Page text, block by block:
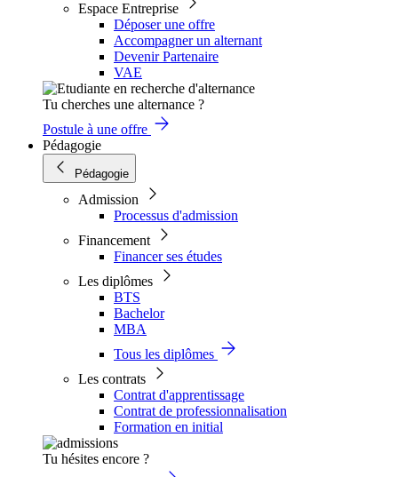
Espace Entreprise
Déposer une offre
Accompagner un alternant
Devenir Partenaire
VAE
Tu cherches une alternance ?
Postule à une offre
Pédagogie
Pédagogie
Admission
Processus d'admission
Financement
Financer ses études
Les diplômes
BTS
Bachelor
MBA
Tous les diplômes
Les contrats
Contrat d'apprentissage
Contrat de professionnalisation
Formation en initial
Tu hésites encore ?